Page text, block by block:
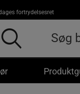
fortrydelsesret